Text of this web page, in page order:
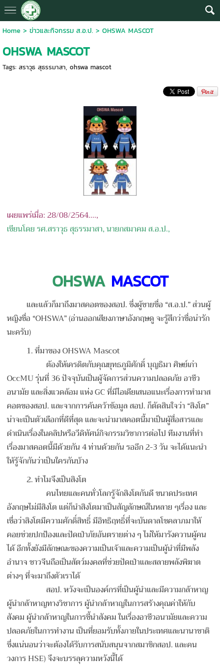
Home > ข่าวและกิจกรรม ส.อ.ป. > OHSWA MASCOT
OHSWA MASCOT
Tags: สราวุธ สุธรรมาสา, ohswa mascot
เผยแพร่เมื่อ: 28/08/2564....,
เขียนโดย รศ.สราวุธ สุธรรมาสา, นายกสมาคม ส.อ.ป.,
OHSWAMASCOT
และแล้วก็มาถึงมาสคอตของสอป. ซึ่งผู้ชายชื่อ “ส.อ.ป.” ส่วนผู้
หญิงชื่อ “OHSWA” (อ่านออกเสียงภาษาอังกฤษดู จะรู้สึกว่าชื่อน่ารัก
นะครับ)
1. ที่มาของ OHSWA Mascot
ต้องให้เครดิตกับคุณยุทธภูมิศักดิ์ บุญธิมา ศิษย์เก่า
OccMU รุ่นที่ 36 ปัจจุบันเป็นผู้จัดการส่วนความปลอดภัย อาชีว
อนามัย และสิ่งแวดล้อม แห่ง GC ที่มีไอเดียเสนอแนะเรื่องการทำมาส
คอตของสอป. และจากการค้นคว้าข้อมูล สอป. ก็ตัดสินใจว่า “สิงโต”
น่าจะเป็นตัวเลือกที่ดีที่สุด และจะนำมาสคอตนี้มาเป็นผู้สื่อสารและ
ดำเนินเรื่องในคลิปหรือวีดิทัศน์กิจกรรมวิชาการต่อไปทีมงานที่ทำ
เรื่องมาสคอตนี้มีด้วยกัน 4 ท่านด้วยกัน รออีก 2-3 วัน จะได้แนะนำ
ให้รู้จักกันว่าเป็นใครกันบ้าง
2. ทำไมจึงเป็นสิงโต
คนไทยและคนทั่วโลกรู้จักสิงโตกันดี ขนาดประเทศ
อังกฤษไม่มีสิงโต แต่ก็นำสิงโตมาเป็นสัญลักษณ์ในหลาย ๆเรื่อง และ
เชื่อว่าสิงโตมีความศักดิ์สิทธิ์ มีอิทธิฤทธิ์ที่จะบันดาลโชคลาภมาให้
คอยช่วยปกป้องและปัดเป่าภัยอันตรายต่าง ๆ ไม่ให้มารังควานผู้คน
ได้ อีกทั้งยังมีลักษณะของความเป็นเจ้าและความเป็นผู้นำที่มีพลัง
อำนาจ ชาวจีนถือเป็นสัตว์มงคลที่ช่วยปัดเป่าและสลายพลังพิฆาต
ต่างๆ ที่จะมาถึงตัวเราได้
สอป. หวังจะเป็นองค์กรที่เป็นผู้นำและมีความกล้าหาญ
ผู้นำกล้าหาญทางวิชาการ ผู้นำกล้าหาญในการสร้างคุณค่าให้กับ
สังคม ผู้นำกล้าหาญในการชี้นำสังคม ในเรื่องอาชีวอนามัยและความ
ปลอดภัยในการทำงาน เป็นที่ยอมรับทั้งภายในประเทศและนานาชาติ
ซึ่งแน่นอนว่าจะต้องได้รับการสนับสนุนจากสมาชิกสอป. และคน
วงการ HSE) จึงจะบรรลุความหวังนี้ได้